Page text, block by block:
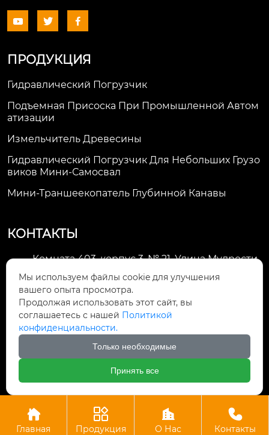
  
ПРОДУКЦИЯ
Гидравлический Погрузчик
Подъемная Присоска При Промышленной Автом
Атизации
Измельчитель Древесины
Гидравлический Погрузчик Для Небольших Грузо
Виков Мини-Самосвал
Мини-Траншеекопатель Глубинной Канавы
КОНТАКТЫ
Комната 403, корпус 3, № 21, Улица Мудрости,
Зона экономического развития Хуэйшань,
город Уси
li@futaogroup.com

Авторское право©ООО Импорт и экспорт Уси Футао

Главная

Продукция

О Нас

Контакты
Мы используем файлы cookie для улучшения
вашего опыта просмотра.
Продолжая использовать этот сайт, вы
соглашаетесь с нашей Политикой
конфиденциальности.
Только необходимые
Принять все